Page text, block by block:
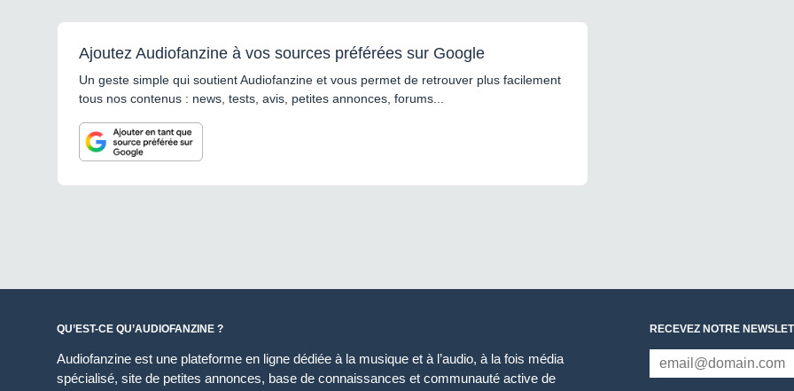
Ajoutez Audiofanzine à vos sources préférées sur Google
Un geste simple qui soutient Audiofanzine et vous permet de retrouver plus facilement
tous nos contenus : news, tests, avis, petites annonces, forums...
QU’EST-CE QU’AUDIOFANZINE ?
Audiofanzine est une plateforme en ligne dédiée à la musique et à l’audio, à la fois média
spécialisé, site de petites annonces, base de connaissances et communauté active de
RECEVEZ NOTRE